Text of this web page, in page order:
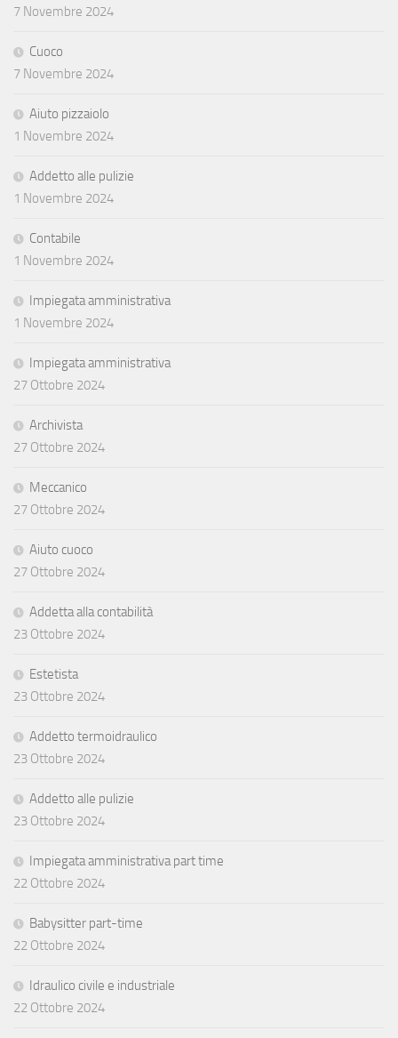
7 Novembre 2024
Cuoco
7 Novembre 2024
Aiuto pizzaiolo
1 Novembre 2024
Addetto alle pulizie
1 Novembre 2024
Contabile
1 Novembre 2024
Impiegata amministrativa
1 Novembre 2024
Impiegata amministrativa
27 Ottobre 2024
Archivista
27 Ottobre 2024
Meccanico
27 Ottobre 2024
Aiuto cuoco
27 Ottobre 2024
Addetta alla contabilità
23 Ottobre 2024
Estetista
23 Ottobre 2024
Addetto termoidraulico
23 Ottobre 2024
Addetto alle pulizie
23 Ottobre 2024
Impiegata amministrativa part time
22 Ottobre 2024
Babysitter part-time
22 Ottobre 2024
Idraulico civile e industriale
22 Ottobre 2024